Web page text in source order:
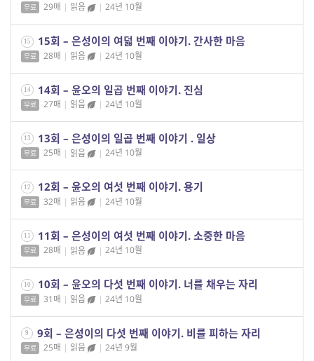
무료 29매 | 읽음 | 24년 10월
15 15회 – 은성이의 여덟 번째 이야기. 간사한 마음
무료 28매 | 읽음 | 24년 10월
14 14회 – 윤오의 일곱 번째 이야기. 진심
무료 27매 | 읽음 | 24년 10월
13 13회 – 은성이의 일곱 번째 이야기 . 일상
무료 25매 | 읽음 | 24년 10월
12 12회 – 윤오의 여섯 번째 이야기. 용기
무료 32매 | 읽음 | 24년 10월
11 11회 – 은성이의 여섯 번째 이야기. 소중한 마음
무료 28매 | 읽음 | 24년 10월
10 10회 – 윤오의 다섯 번째 이야기. 너를 채우는 자리
무료 31매 | 읽음 | 24년 10월
9 9회 – 은성이의 다섯 번째 이야기. 비를 피하는 자리
무료 25매 | 읽음 | 24년 9월